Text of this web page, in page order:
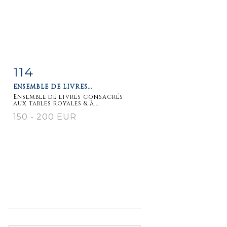
détaillée
114
ENSEMBLE DE LIVRES...
Ensemble de livres consacrés
aux tables royales & à...
150 - 200 EUR